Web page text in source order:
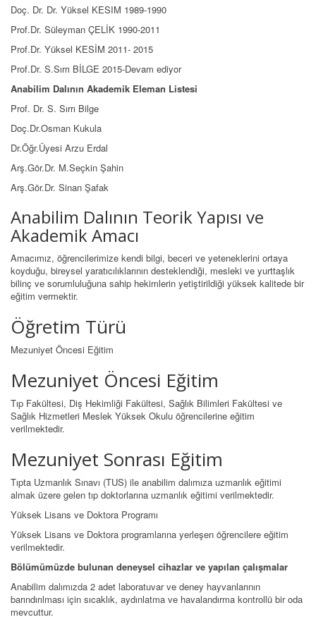
Doç. Dr. Dr. Yüksel KESIM 1989-1990
Prof.Dr. Süleyman ÇELİK 1990-2011
Prof.Dr. Yüksel KESİM 2011- 2015
Prof.Dr. S.Sırrı BİLGE 2015-Devam ediyor
Anabilim Dalının Akademik Eleman Listesi
Prof. Dr. S. Sırrı Bilge
Doç.Dr.Osman Kukula
Dr.Öğr.Üyesi Arzu Erdal
Arş.Gör.Dr. M.Seçkin Şahin
Arş.Gör.Dr. Sinan Şafak
Anabilim Dalının Teorik Yapısı ve
Akademik Amacı
Amacımız, öğrencilerimize kendi bilgi, beceri ve yeteneklerini ortaya
koyduğu, bireysel yaratıcılıklarının desteklendiği, mesleki ve yurttaşlık
bilinç ve sorumluluğuna sahip hekimlerin yetiştirildiği yüksek kalitede bir
eğitim vermektir.
Öğretim Türü
Mezuniyet Öncesi Eğitim
Mezuniyet Öncesi Eğitim
Tıp Fakültesi, Diş Hekimliği Fakültesi, Sağlık Bilimleri Fakültesi ve
Sağlık Hizmetleri Meslek Yüksek Okulu öğrencilerine eğitim
verilmektedir.
Mezuniyet Sonrası Eğitim
Tıpta Uzmanlık Sınavı (TUS) ile anabilim dalımıza uzmanlık eğitimi
almak üzere gelen tıp doktorlarına uzmanlık eğitimi verilmektedir.
Yüksek Lisans ve Doktora Programı
Yüksek Lisans ve Doktora programlarına yerleşen öğrencilere eğitim
verilmektedir.
Bölümümüzde bulunan deneysel cihazlar ve yapılan çalışmalar
Anabilim dalımızda 2 adet laboratuvar ve deney hayvanlarının
barındırılması için sıcaklık, aydınlatma ve havalandırma kontrollü bir oda
mevcuttur.